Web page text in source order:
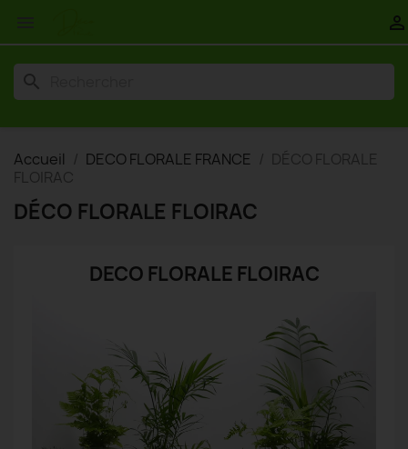

search
Accueil DECO FLORALE FRANCE
DÉCO FLORALE
FLOIRAC
DÉCO FLORALE FLOIRAC
DECO FLORALE FLOIRAC